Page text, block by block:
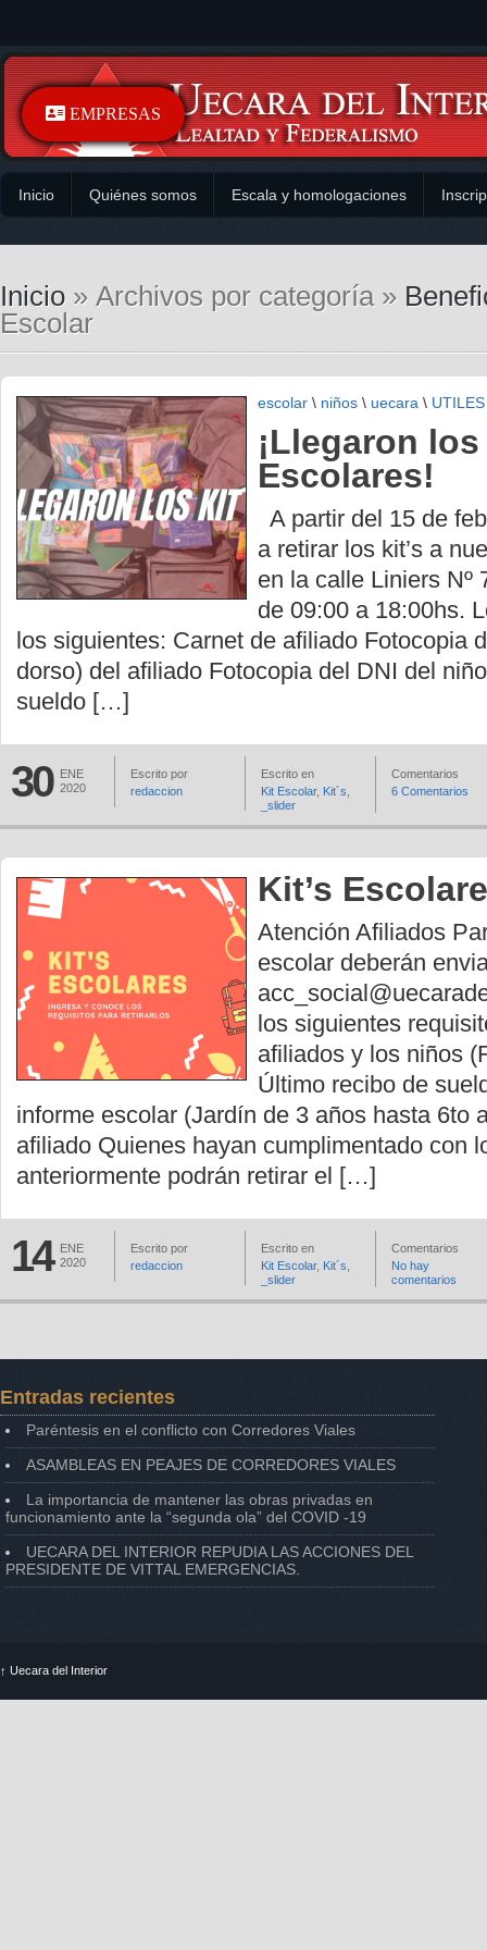
Inicio Quiénes somos Escala y homologaciones
Inicio » Archivos por categoría »
Escolar
escolar \ niños \ uecara \ UTILES
¡Llegaron los
Escolares!
A partir del 15 de
a retirar los kit’s a
en la calle Liniers Nº
de 09:00 a 18:00hs.
los siguientes: Carnet de afiliado Fotocopia
dorso) del afiliado Fotocopia del DNI del
sueldo […]
30
ENE
2020
Escrito por
redaccion
Escrito en
Kit Escolar, Kit´s
_slider
Comentarios
6 Comentarios
Kit’s
Atención Afiliados
escolar deberán
los siguientes
afiliados y los niños
Último recibo de
informe escolar (Jardín de 3 años hasta 6to
afiliado Quienes hayan cumplimentado con
anteriormente podrán retirar el […]
14
ENE
2020
Escrito por
redaccion
Escrito en
Kit Escolar, Kit´s
_slider
Comentarios
No hay
comentarios
Entradas recientes
Paréntesis en el conflicto con Corredores Viales
ASAMBLEAS EN PEAJES DE CORREDORES VIALES
La importancia de mantener las obras privadas en
funcionamiento ante la “segunda ola” del COVID -19
UECARA DEL INTERIOR REPUDIA LAS ACCIONES DEL
PRESIDENTE DE VITTAL EMERGENCIAS.
↑ Uecara del Interior
EMPRESAS